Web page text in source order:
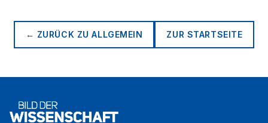
← ZURÜCK ZUALLGEMEIN ZUR STARTSEITE